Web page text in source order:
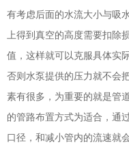
有考虑后面的水流大小与吸
上得到真空的高度需要扣除
值，这样就可以克服具体实
否则水泵提供的压力就不会
素有很多，为重要的就是管
的管路布置方式为适合，通
口径，和减小管内的流速就